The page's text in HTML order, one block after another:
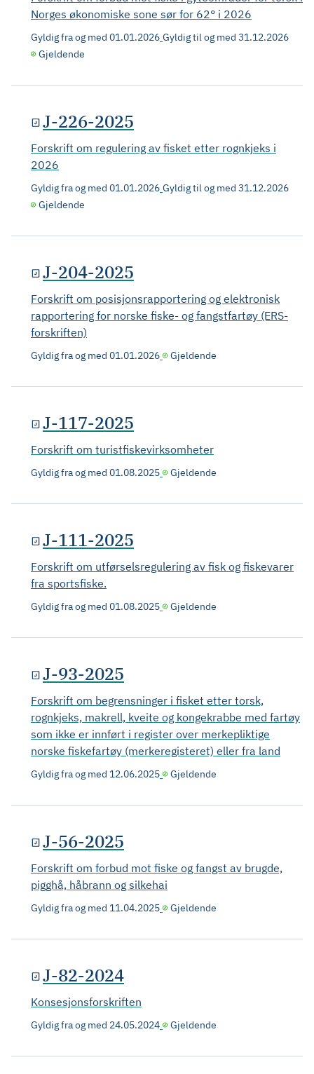
Norges økonomiske sone sør for 62° i 2026
Gyldig fra og med 01.01.2026 Gyldig til og med 31.12.2026
Gjeldende
J-226-2025
Forskrift om regulering av fisket etter rognkjeks i
2026
Gyldig fra og med 01.01.2026 Gyldig til og med 31.12.2026
Gjeldende
J-204-2025
Forskrift om posisjonsrapportering og elektronisk
rapportering for norske fiske- og fangstfartøy (ERS-
forskriften)
Gyldig fra og med 01.01.2026 Gjeldende
J-117-2025
Forskrift om turistfiskevirksomheter
Gyldig fra og med 01.08.2025 Gjeldende
J-111-2025
Forskrift om utførselsregulering av fisk og fiskevarer
fra sportsfiske.
Gyldig fra og med 01.08.2025 Gjeldende
J-93-2025
Forskrift om begrensninger i fisket etter torsk,
rognkjeks, makrell, kveite og kongekrabbe med fartøy
som ikke er innført i register over merkepliktige
norske fiskefartøy (merkeregisteret) eller fra land
Gyldig fra og med 12.06.2025 Gjeldende
J-56-2025
Forskrift om forbud mot fiske og fangst av brugde,
pigghå, håbrann og silkehai
Gyldig fra og med 11.04.2025 Gjeldende
J-82-2024
Konsesjonsforskriften
Gyldig fra og med 24.05.2024 Gjeldende